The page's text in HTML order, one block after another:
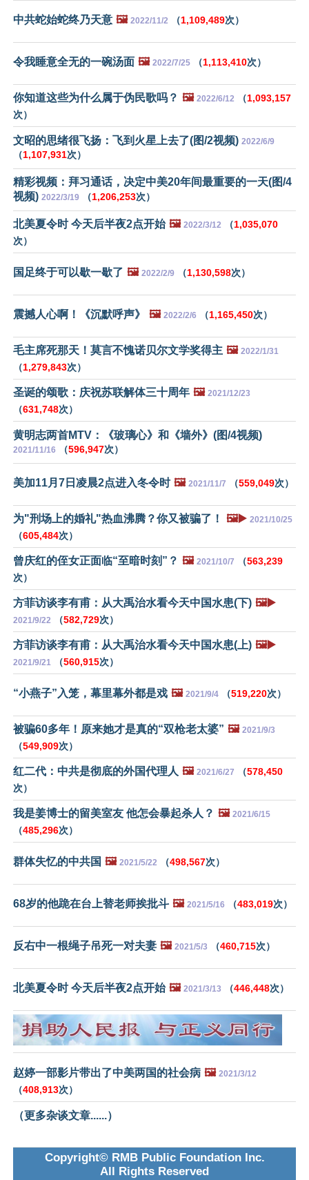
中共蛇始蛇终乃天意 🖼️ 2022/11/2 （1,109,489次）
令我睡意全无的一碗汤面 🖼️ 2022/7/25 （1,113,410次）
你知道这些为什么属于伪民歌吗？ 🖼️ 2022/6/12 （1,093,157
次）
文昭的思绪很飞扬：飞到火星上去了(图/2视频) 2022/6/9
（1,107,931次）
精彩视频：拜习通话，决定中美20年间最重要的一天(图/4
视频) 2022/3/19 （1,206,253次）
北美夏令时 今天后半夜2点开始 🖼️ 2022/3/12 （1,035,070
次）
国足终于可以歇一歇了 🖼️ 2022/2/9 （1,130,598次）
震撼人心啊！《沉默呼声》 🖼️ 2022/2/6 （1,165,450次）
毛主席死那天！莫言不愧诺贝尔文学奖得主 🖼️ 2022/1/31
（1,279,843次）
圣诞的颂歌：庆祝苏联解体三十周年 🖼️ 2021/12/23
（631,748次）
黄明志两首MTV：《玻璃心》和《墙外》(图/4视频)
2021/11/16 （596,947次）
美加11月7日凌晨2点进入冬令时 🖼️ 2021/11/7 （559,049次）
为"刑场上的婚礼"热血沸腾？你又被骗了！ 🖼️▶️ 2021/10/25
（605,484次）
曾庆红的侄女正面临“至暗时刻”？ 🖼️ 2021/10/7 （563,239
次）
方菲访谈李有甫：从大禹治水看今天中国水患(下) 🖼️▶️
2021/9/22 （582,729次）
方菲访谈李有甫：从大禹治水看今天中国水患(上) 🖼️▶️
2021/9/21 （560,915次）
“小燕子”入笼，幕里幕外都是戏 🖼️ 2021/9/4 （519,220次）
被骗60多年！原来她才是真的“双枪老太婆” 🖼️ 2021/9/3
（549,909次）
红二代：中共是彻底的外国代理人 🖼️ 2021/6/27 （578,450
次）
我是姜博士的留美室友 他怎会暴起杀人？ 🖼️ 2021/6/15
（485,296次）
群体失忆的中共国 🖼️ 2021/5/22 （498,567次）
68岁的他跪在台上替老师挨批斗 🖼️ 2021/5/16 （483,019次）
反右中一根绳子吊死一对夫妻 🖼️ 2021/5/3 （460,715次）
北美夏令时 今天后半夜2点开始 🖼️ 2021/3/13 （446,448次）
赵婷一部影片带出了中美两国的社会病 🖼️ 2021/3/12
（408,913次）
（更多杂谈文章......）
Copyright© RMB Public Foundation Inc.
All Rights Reserved